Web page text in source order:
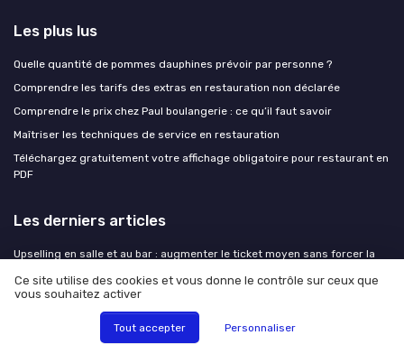
Les plus lus
Quelle quantité de pommes dauphines prévoir par personne ?
Comprendre les tarifs des extras en restauration non déclarée
Comprendre le prix chez Paul boulangerie : ce qu’il faut savoir
Maîtriser les techniques de service en restauration
Téléchargez gratuitement votre affichage obligatoire pour restaurant en
PDF
Les derniers articles
Upselling en salle et au bar : augmenter le ticket moyen sans forcer la
Comment structurer une stratégie SEO pour un restaurant qui veut
Comment structurer une stratégie SEO pour un restaurant qui veut
Ce site utilise des cookies et vous donne le contrôle sur ceux que
vous souhaitez activer
Tout accepter Personnaliser